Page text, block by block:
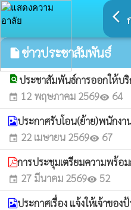
arrow_back_ios
insert_drive_fileข่าวประชาสัมพันธ์
find_in_page ประชาสัมพันธ์การออกให้บ
event 12 พฤษภาคม 2569visibility 64
ประกาศรับโอน(ย้าย)พนักง
event 22 เมษายน 2569visibility 67
การประชุมเตรียมความพร้อ
event 27 มีนาคม 2569visibility 52
ประกาศเรื่อง แจ้งให้เจ้าข